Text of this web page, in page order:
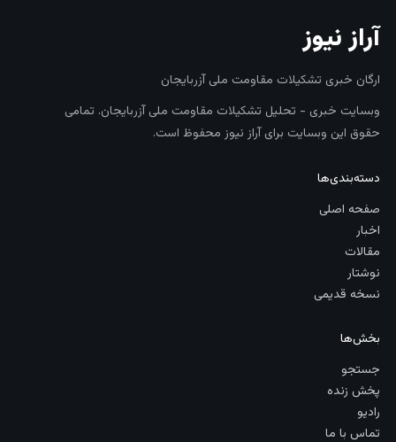
آراز نیوز
ارگان خبری تشکیلات مقاومت ملی آزربایجان
وبسایت خبری - تحلیل تشکیلات مقاومت ملی آزربایجان. تمامی
حقوق این وبسایت برای آراز نیوز محفوظ است.
دسته‌بندی‌ها
صفحه اصلی
اخبار
مقالات
نوشتار
نسخه قدیمی
بخش‌ها
جستجو
پخش زنده
رادیو
تماس با ما